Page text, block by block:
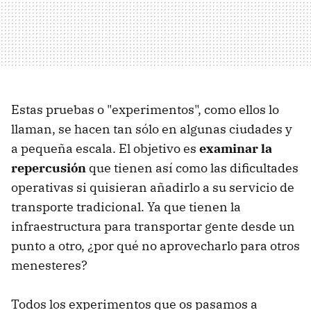
Estas pruebas o "experimentos", como ellos lo
llaman, se hacen tan sólo en algunas ciudades y
a pequeña escala. El objetivo es examinar la
repercusión que tienen así como las dificultades
operativas si quisieran añadirlo a su servicio de
transporte tradicional. Ya que tienen la
infraestructura para transportar gente desde un
punto a otro, ¿por qué no aprovecharlo para otros
menesteres?
Todos los experimentos que os pasamos a